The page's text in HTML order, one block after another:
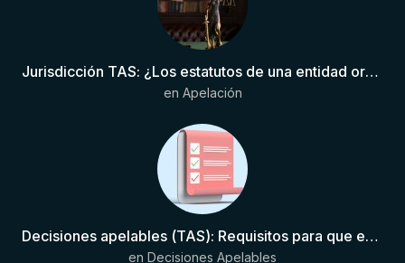
Jurisdicción TAS: ¿Los estatutos de una entidad organizadora de una liga de fútbol pueden otorgar competencia de forma directa al TAS?
en Apelación
Decisiones apelables (TAS): Requisitos para que exista una decisión
en Decisiones Apelables